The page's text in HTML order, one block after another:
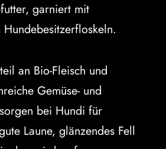
garniert mit
an Bio-Fleisch und
Gemüse- und
bei Hundi für
Laune, glänzendes Fell